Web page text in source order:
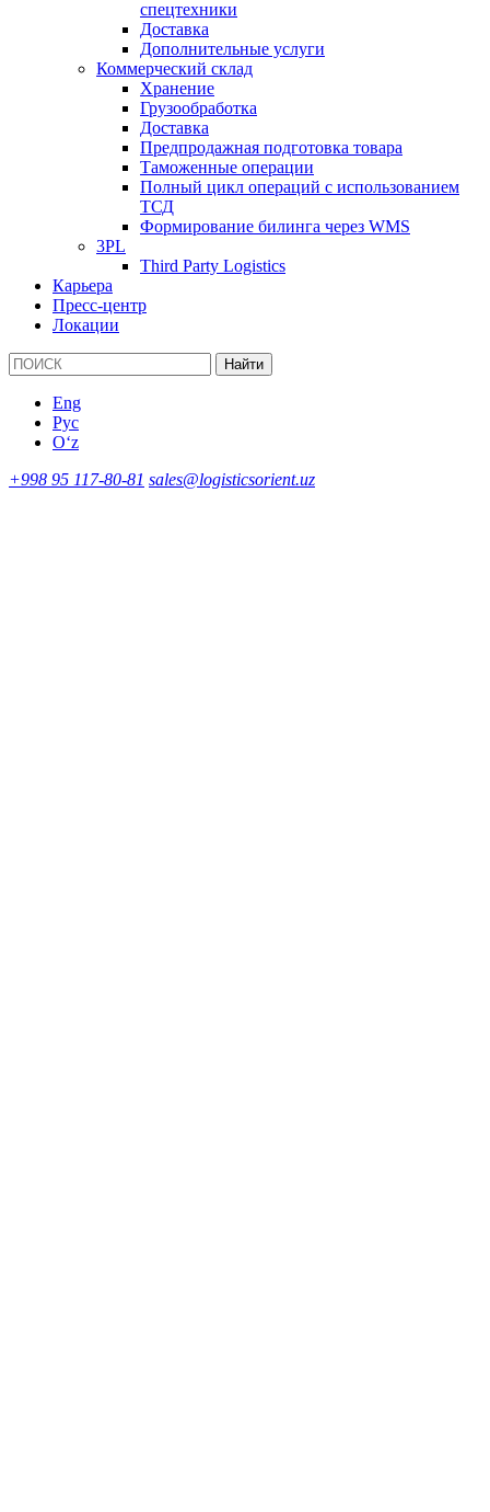
спецтехники
Доставка
Дополнительные услуги
Коммерческий склад
Хранение
Грузообработка
Доставка
Предпродажная подготовка товара
Таможенные операции
Полный цикл операций с использованием
ТСД
Формирование билинга через WMS
3PL
Third Party Logistics
Карьера
Пресс-центр
Локации
Найти
Eng
Рус
Oʻz
+998 95 117-80-81 sales@logisticsorient.uz